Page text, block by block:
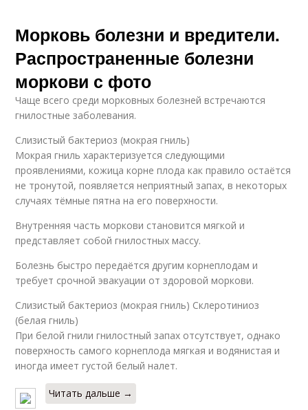
Морковь болезни и вредители.
Распространенные болезни
моркови с фото
Чаще всего среди морковных болезней встречаются
гнилостные заболевания.
Слизистый бактериоз (мокрая гниль)
Мокрая гниль характеризуется следующими
проявлениями, кожица корне плода как правило остаётся
не тронутой, появляется неприятный запах, в некоторых
случаях тёмные пятна на его поверхности.
Внутренняя часть моркови становится мягкой и
представляет собой гнилостных массу.
Болезнь быстро передаётся другим корнеплодам и
требует срочной эвакуации от здоровой моркови.
Слизистый бактериоз (мокрая гниль) Склеротиниоз
(белая гниль)
При белой гнили гнилостный запах отсутствует, однако
поверхность самого корнеплода мягкая и водянистая и
иногда имеет густой белый налет.
Читать дальше →